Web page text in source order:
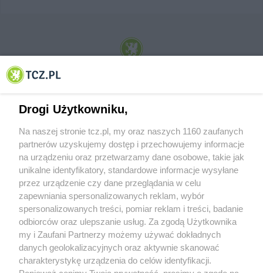
© 2001-2026 Tczew - TCZ.PL Sp. z o.o. Internetowy Serwis Informacyjny Miasta
O FIRMIE POLITYKA PRYWATNOŚCI HOSTING
REKLAMA WSPÓŁPRACA RSS FACEBOOK KONTAKT
Nasze serwisy
Aktualności Muzyka i kultura
Drogi Użytkowniku,
Na naszej stronie tcz.pl, my oraz naszych 1160 zaufanych
partnerów uzyskujemy dostęp i przechowujemy informacje
na urządzeniu oraz przetwarzamy dane osobowe, takie jak
unikalne identyfikatory, standardowe informacje wysyłane
przez urządzenie czy dane przeglądania w celu
zapewniania spersonalizowanych reklam, wybór
spersonalizowanych treści, pomiar reklam i treści, badanie
odbiorców oraz ulepszanie usług. Za zgodą Użytkownika
my i Zaufani Partnerzy możemy używać dokładnych
danych geolokalizacyjnych oraz aktywnie skanować
charakterystykę urządzenia do celów identyfikacji.